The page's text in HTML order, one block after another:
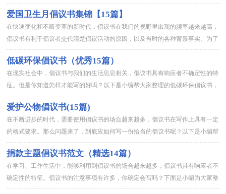
仅供参考，大家一起来看看吧。班级倡议书1亲爱的同学们：20x...
爱国卫生月倡议书集锦【15篇】
在快速变化和不断变革的新时代，倡议书在我们的视野里出现的频率越来越高，
倡议书有利于倡议者交代清楚倡议活动的原因，以及当时的各种背景事实。为了
让您在写倡议书中更加简单方便，以下是小编为大家整理的爱国卫生...
低碳环保倡议书（优秀15篇）
在现实社会中，倡议书与我们的生活息息相关，倡议书具有响应者不确定性的特
征。但是你知道怎样才能写的好吗？以下是小编帮大家整理的低碳环保倡议书，
仅供参考，大家一起来看看吧。低碳环保倡议书 篇1全体学生:“...
爱护公物倡议书(15篇)
在不断进步的时代，需要使用倡议书的场合越来越多，倡议书在写作上具有一定
的格式要求。那么问题来了，到底应如何写一份恰当的倡议书呢？以下是小编帮
大家整理的爱护公物倡议书，仅供参考，欢迎大家阅读。爱护公物倡...
捐款主题倡议书范文（精选14篇）
在学习、工作生活中，能够利用到倡议书的场合越来越多，倡议书具有响应者不
确定性的特征。倡议书的注意事项有许多，你确定会写吗？下面是小编为大家整
理的捐款主题倡议书范文，欢迎大家分享。捐款主题倡议书 1尊敬...